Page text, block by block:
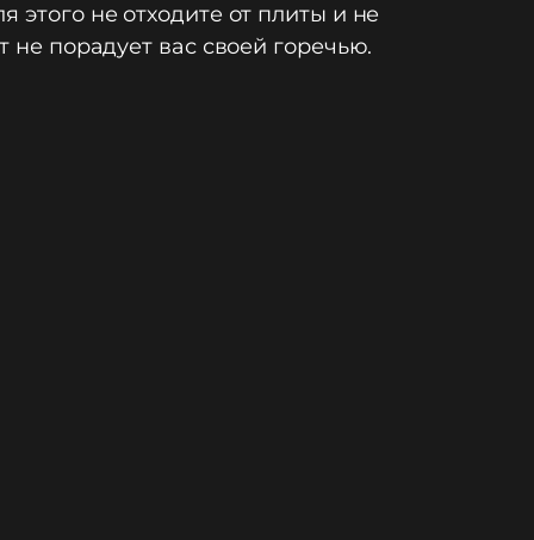
этого не отходите от плиты и не
не порадует вас своей горечью.